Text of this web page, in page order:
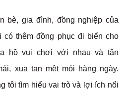
bè, gia đình, đồng nghiệp của
thêm đồng phục đi biển cho
hồ vui chơi với nhau và tận
xua tan mệt mỏi hàng ngày.
tôi tìm hiểu vai trò và lợi ích nổi